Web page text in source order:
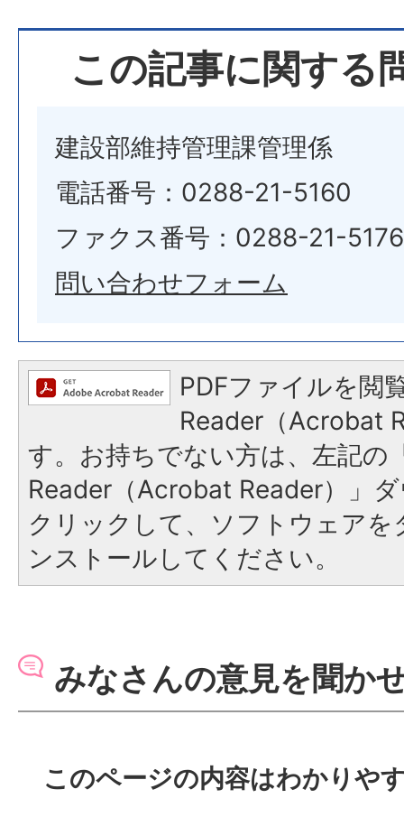
この記事に関する
建設部維持管理課管理係
電話番号：0288-21-5160
ファクス番号：0288-21-5176
問い合わせフォーム
PDFファイルを閲
Reader（Acrobat
す。お持ちでない方は、左記の
Reader（Acrobat Reader）」
クリックして、ソフトウェア
ンストールしてください。
みなさんの意見を聞か
このページの内容はわかりや